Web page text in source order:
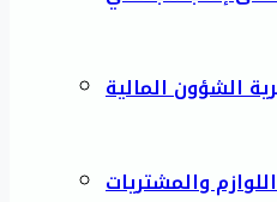
الشؤون المالية
والمشتريات